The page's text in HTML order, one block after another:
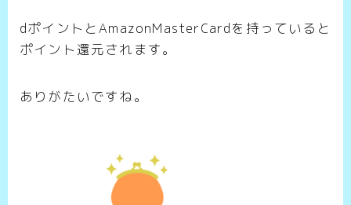
dポイントとAmazonMasterCardを持っていると
ポイント還元されます。
ありがたいですね。